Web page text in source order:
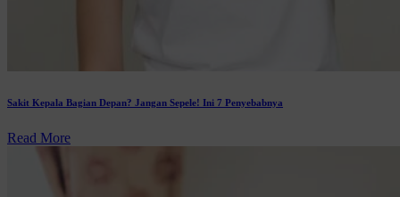
Sakit Kepala Bagian Depan? Jangan Sepele! Ini 7 Penyebabnya
Read More